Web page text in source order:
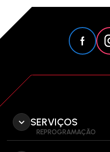
SERVIÇOS
REPROGRAMAÇÃO